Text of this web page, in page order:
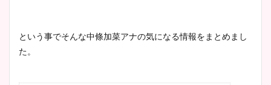
という事でそんな中條加菜アナの気になる情報をまとめまし
た。